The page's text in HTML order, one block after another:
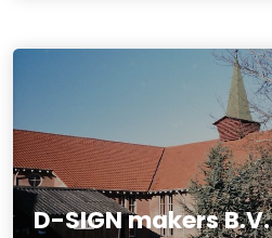
D-SIGN makers B.V.